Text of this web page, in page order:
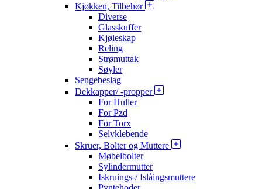
Kjøkken, Tilbehør
Diverse
Glasskuffer
Kjøleskap
Reling
Strømuttak
Søyler
Sengebeslag
Dekkapper/ -propper
For Huller
For Pzd
For Torx
Selvklebende
Skruer, Bolter og Muttere
Møbelbolter
Sylindermutter
Iskruings-/ Islåingsmuttere